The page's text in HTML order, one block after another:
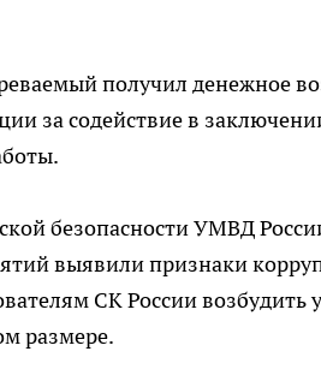
получил денежное
за содействие в
безопасности УМВД
выявили признаки
СК России возбудить
размере.